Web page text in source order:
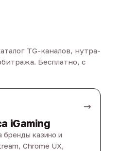
TG-каналов, нутра-
Бесплатно, с
→
iGaming
бренды казино и
Chrome UX,